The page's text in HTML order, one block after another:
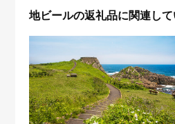
手土産 贈り物 ギフト
【L06】
地ビールの返礼品に関連し